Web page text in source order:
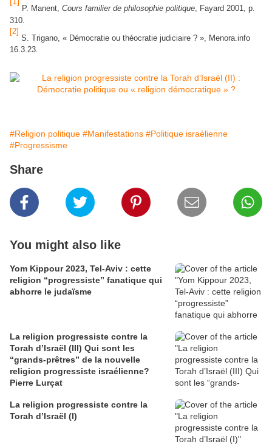
P. Manent, Cours familier de philosophie politique , Fayard 2001, p.
310.
[2]
S. Trigano, « Démocratie ou théocratie judiciaire ? », Menora.info
16.3.23.
#Religion politique #Manifestations #Politique israélienne
#Progressisme
Share
You might also like
Yom Kippour 2023, Tel-Aviv : cette
religion “progressiste” fanatique qui
abhorre le judaïsme
La religion progressiste contre la
Torah d’Israël (III) Qui sont les
“grands-prêtres” de la nouvelle
religion progressiste israélienne?
Pierre Lurçat
La religion progressiste contre la
Torah d’Israël (I)